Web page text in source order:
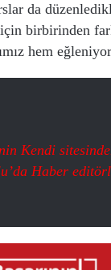
da
birbirinden
hem
Kendi
Haber